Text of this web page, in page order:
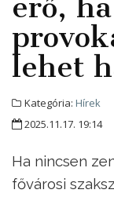
erő,
lehet
Kategória: Hírek
2025.11.17. 19:14
Ha nincsen
fővárosi